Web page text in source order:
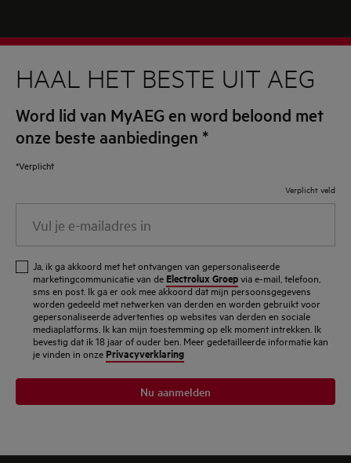
HAAL HET BESTE UIT AEG
Word lid van MyAEG en word beloond met
onze beste aanbiedingen *
*Verplicht
Verplicht veld
mailadres
Ja, ik ga akkoord met het ontvangen van gepersonaliseerde
marketingcommunicatie van de Electrolux Groepvia e-mail, telefoon,
sms en post. Ik ga er ook mee akkoord dat mijn persoonsgegevens
worden gedeeld met netwerken van derden en worden gebruikt voor
gepersonaliseerde advertenties op websites van derden en sociale
mediaplatforms. Ik kan mijn toestemming op elk moment intrekken. Ik
bevestig dat ik 18 jaar of ouder ben. Meer gedetailleerde informatie kan
je vinden in onze Privacyverklaring
Nu aanmelden